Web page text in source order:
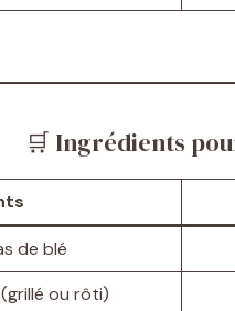
🛒 Ingrédients
de blé
ou rôti)